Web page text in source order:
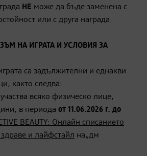
НЕ може да бъде заменена с
или с друга награда.
НА ИГРАТА И УСЛОВИЯ ЗА
са задължителни и еднакви
както следва:
всяко физическо лице,
в периода от 11.06.2026 г. до
BEAUTY: Онлайн списанието
и лайфстайл на„дм